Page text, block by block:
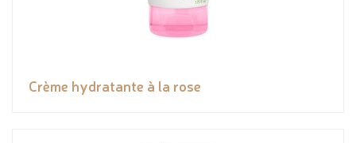
Crème hydratante à la rose